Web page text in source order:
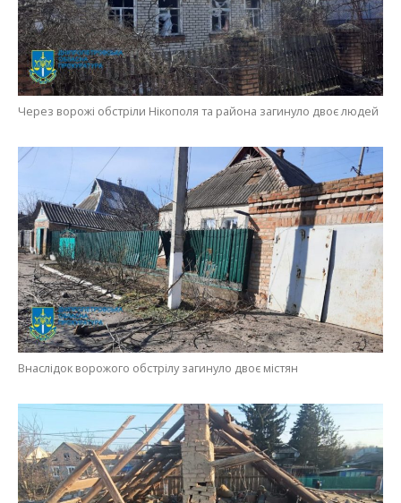
Внаслідок ворожого обстрілу загинуло двоє містян
Пошкоджень зазнали приватні будинки, господарчі споруди
Анна Томілова
МІТКИ: ЖИЗНЬ,НОВОСТИ НИКОПОЛЯ,ПРОИСШЕСТВИЕ